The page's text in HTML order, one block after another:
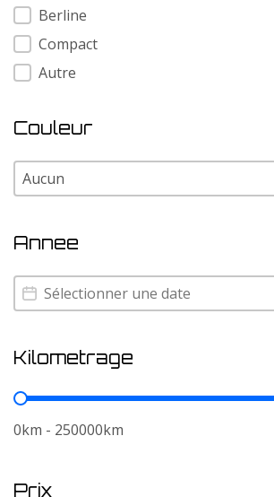
Berline
Compact
Autre
Couleur
Couleur
Couleur
Annee
Annee
Annee
Kilometrage
Kilometrage
0km - 250000km
Prix